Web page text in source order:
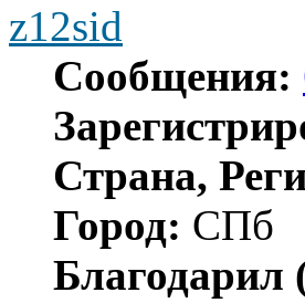
z12sid
Сообщения:
Страна,
Город: СПб
Благодарил